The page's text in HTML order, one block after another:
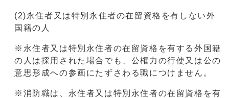
(2)永住者又は特別永住者の在留資格を有しない外
国籍の人
※永住者又は特別永住者の在留資格を有する外国籍
の人は採用された場合でも、公権力の行使又は公の
意思形成への参画にたずさわる職につけません。
※消防職は、永住者又は特別永住者の在留資格を有